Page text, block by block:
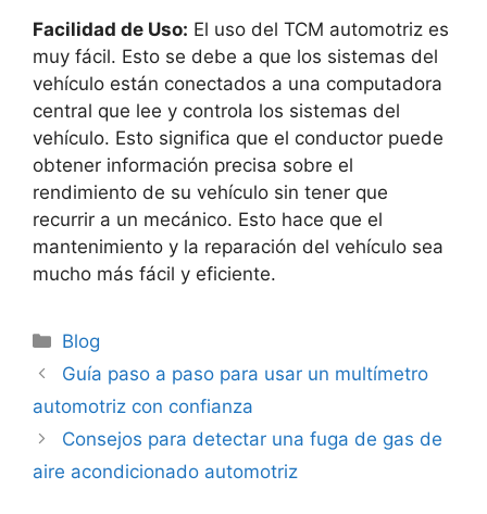
Facilidad de Uso: El uso del TCM automotriz es
muy fácil. Esto se debe a que los sistemas del
vehículo están conectados a una computadora
central que lee y controla los sistemas del
vehículo. Esto significa que el conductor puede
obtener información precisa sobre el
rendimiento de su vehículo sin tener que
recurrir a un mecánico. Esto hace que el
mantenimiento y la reparación del vehículo sea
mucho más fácil y eficiente.
Categorías
Blog
Guía paso a paso para usar un multímetro
automotriz con confianza
Consejos para detectar una fuga de gas de
aire acondicionado automotriz